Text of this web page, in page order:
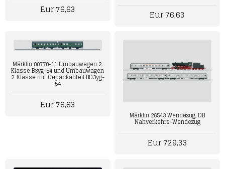
Eur 76,63 Eur 76,63
Märklin 00770-11 Umbauwagen 2.
Klasse B3yg-54 und Umbauwagen
2. Klasse mit Gepäckabteil BD3yg-
54
Eur 76,63
Märklin 26543 Wendezug, DB
Nahverkehrs-Wendezug
Eur 729,33